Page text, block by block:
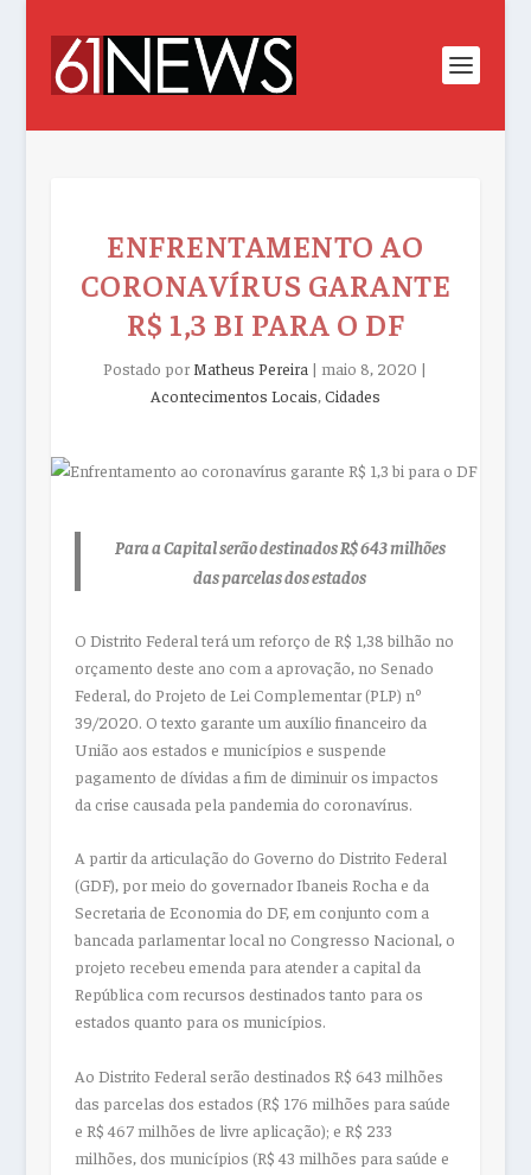
ENFRENTAMENTO AO
CORONAVÍRUS GARANTE
R$ 1,3 BI PARA O DF
Postado por Matheus Pereira | maio 8, 2020 |
Acontecimentos Locais,Cidades
Para a Capital serão destinados R$ 643 milhões
das parcelas dos estados
O Distrito Federal terá um reforço de R$ 1,38 bilhão no
orçamento deste ano com a aprovação, no Senado
Federal, do Projeto de Lei Complementar (PLP) nº
39/2020. O texto garante um auxílio financeiro da
União aos estados e municípios e suspende
pagamento de dívidas a fim de diminuir os impactos
da crise causada pela pandemia do coronavírus.
A partir da articulação do Governo do Distrito Federal
(GDF), por meio do governador Ibaneis Rocha e da
Secretaria de Economia do DF, em conjunto com a
bancada parlamentar local no Congresso Nacional, o
projeto recebeu emenda para atender a capital da
República com recursos destinados tanto para os
estados quanto para os municípios.
Ao Distrito Federal serão destinados R$ 643 milhões
das parcelas dos estados (R$ 176 milhões para saúde
e R$ 467 milhões de livre aplicação); e R$ 233
milhões, dos municípios (R$ 43 milhões para saúde e